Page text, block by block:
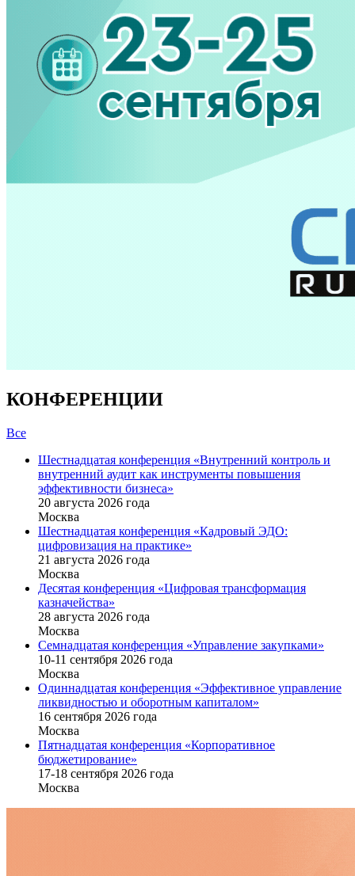
КОНФЕРЕНЦИИ
Все
Шестнадцатая конференция «Внутренний контроль и
внутренний аудит как инструменты повышения
эффективности бизнеса»
20 августа 2026 года
Москва
Шестнадцатая конференция «Кадровый ЭДО:
цифровизация на практике»
21 августа 2026 года
Москва
Десятая конференция «Цифровая трансформация
казначейства»
28 августа 2026 года
Москва
Семнадцатая конференция «Управление закупками»
10-11 сентября 2026 года
Москва
Одиннадцатая конференция «Эффективное управление
ликвидностью и оборотным капиталом»
16 cентября 2026 года
Москва
Пятнадцатая конференция «Корпоративное
бюджетирование»
17-18 сентября 2026 года
Москва